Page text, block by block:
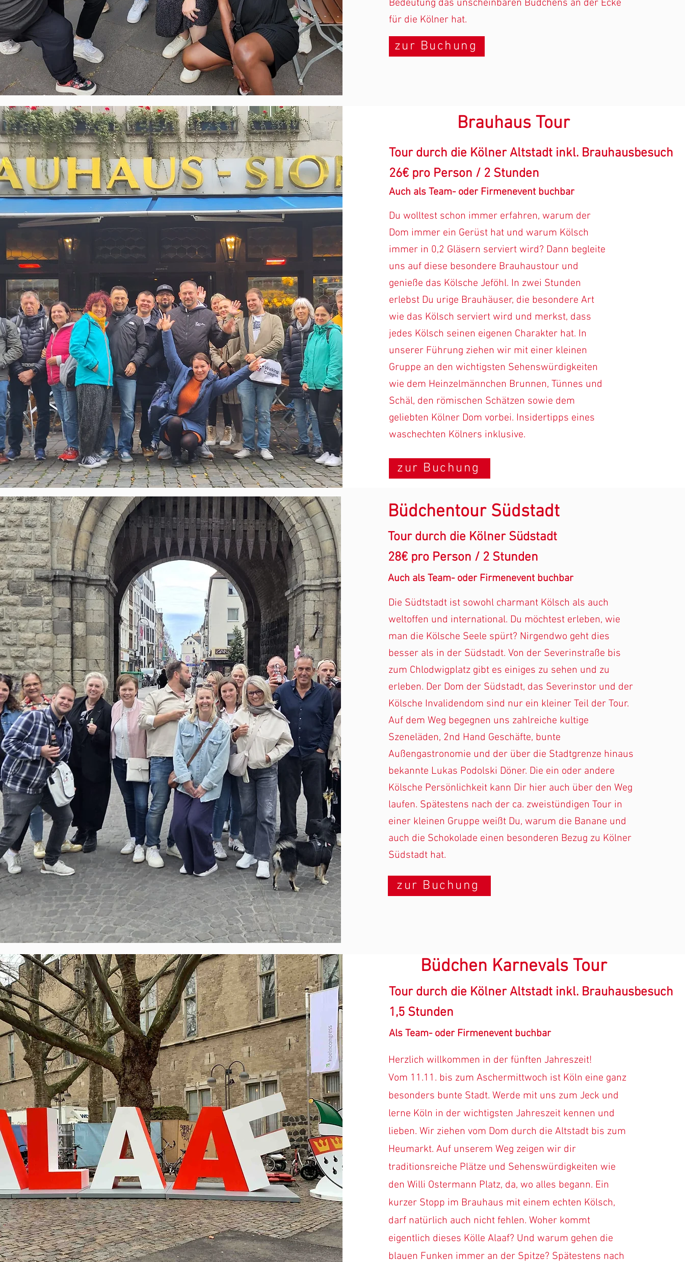
Bedeutung das unscheinbaren Büdchens an der Ecke
für die Kölner hat.
zur Buchung
Brauhaus Tour
Tour durch die Kölner Altstadt inkl. Brauhausbesuch
26€ pro Person / 2 Stunden
Auch als Team- oder Firmenevent buchbar
Du wolltest schon immer erfahren, warum der
Dom immer ein Gerüst hat und warum Kölsch
immer in 0,2 Gläsern serviert wird? Dann begleite
uns auf diese besondere Brauhaustour und
genieße das Kölsche Jeföhl. In zwei Stunden
erlebst Du urige Brauhäuser, die besondere Art
wie das Kölsch serviert wird und merkst, dass
jedes Kölsch seinen eigenen Charakter hat. In
unserer Führung ziehen wir mit einer kleinen
Gruppe an den wichtigsten Sehenswürdigkeiten
wie dem Heinzelmännchen Brunnen, Tünnes und
Schäl, den römischen Schätzen sowie dem
geliebten Kölner Dom vorbei. Insidertipps eines
waschechten Kölners inklusive.
zur Buchung
Büdchentour Südstadt
Tour durch die Kölner Südstadt
28€ pro Person / 2 Stunden
Auch als Team- oder Firmenevent buchbar
Die Südtstadt ist sowohl charmant Kölsch als auch
weltoffen und international. Du möchtest erleben, wie
man die Kölsche Seele spürt? Nirgendwo geht dies
besser als in der Südstadt. Von der Severinstraße bis
zum Chlodwigplatz gibt es einiges zu sehen und zu
erleben. Der Dom der Südstadt, das Severinstor und der
Kölsche Invalidendom sind nur ein kleiner Teil der Tour.
Auf dem Weg begegnen uns zahlreiche kultige
Szeneläden, 2nd Hand Geschäfte, bunte
Außengastronomie und der über die Stadtgrenze hinaus
bekannte Lukas Podolski Döner. Die ein oder andere
Kölsche Persönlichkeit kann Dir hier auch über den Weg
laufen. Spätestens nach der ca. zweistündigen Tour in
einer kleinen Gruppe weißt Du, warum die Banane und
auch die Schokolade einen besonderen Bezug zu Kölner
Südstadt hat.
zur Buchung
Büdchen Karnevals Tour
Tour durch die Kölner Altstadt inkl. Brauhausbesuch
1,5 Stunden
Als Team- oder Firmenevent buchbar
Herzlich willkommen in der fünften Jahreszeit!
Vom 11.11. bis zum Aschermittwoch ist Köln eine ganz
besonders bunte Stadt. Werde mit uns zum Jeck und
lerne Köln in der wichtigsten Jahreszeit kennen und
lieben. Wir ziehen vom Dom durch die Altstadt bis zum
Heumarkt. Auf unserem Weg zeigen wir dir
traditionsreiche Plätze und Sehenswürdigkeiten wie
den Willi Ostermann Platz, da, wo alles begann. Ein
kurzer Stopp im Brauhaus mit einem echten Kölsch,
darf natürlich auch nicht fehlen. Woher kommt
eigentlich dieses Kölle Alaaf? Und warum gehen die
blauen Funken immer an der Spitze? Spätestens nach